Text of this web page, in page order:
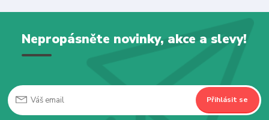
Nepropásněte novinky, akce a slevy!
Přihlásit se